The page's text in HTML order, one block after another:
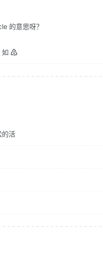
的意思呀？
如 ♴
的活